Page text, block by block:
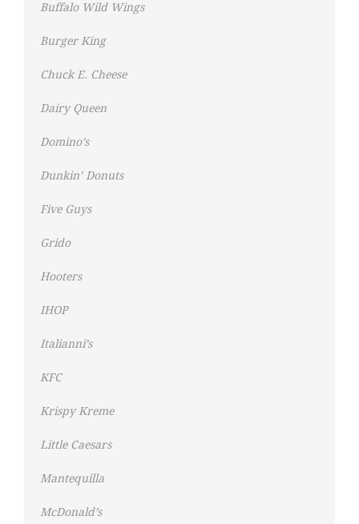
Buffalo Wild Wings
Burger King
Chuck E. Cheese
Dairy Queen
Domino’s
Dunkin’ Donuts
Five Guys
Grido
Hooters
IHOP
Italianni’s
KFC
Krispy Kreme
Little Caesars
Mantequilla
McDonald’s